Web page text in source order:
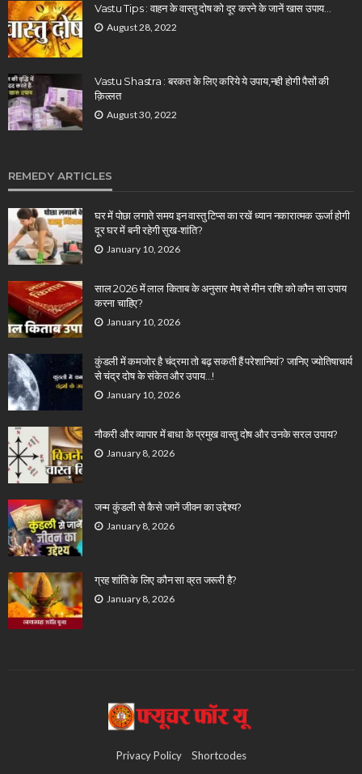
Vastu Tips : वाहन के वास्तु दोष को दूर करने के जानें खास उपाय…
August 28, 2022
Vastu Shastra : बरकत के लिए करिये ये उपाय,नही होगी पैसों की
क़िल्लत
August 30, 2022
REMEDY ARTICLES
घर में पोछा लगाते समय इन वास्तु टिप्स का रखें ध्यान नकारात्मक ऊर्जा होगी
दूर घर में बनी रहेगी सुख-शांति?
January 10, 2026
साल 2026 में लाल किताब के अनुसार मेष से मीन राशि को कौन सा उपाय
करना चाहिए?
January 10, 2026
कुंडली में कमजोर है चंद्रमा तो बढ़ सकती हैं परेशानियां? जानिए ज्योतिषाचार्य
से चंद्र दोष के संकेत और उपाय…!
January 10, 2026
नौकरी और व्यापार में बाधा के प्रमुख वास्तु दोष और उनके सरल उपाय?
January 8, 2026
जन्म कुंडली से कैसे जानें जीवन का उद्देश्य?
January 8, 2026
ग्रह शांति के लिए कौन सा व्रत जरूरी है?
January 8, 2026
Privacy Policy Shortcodes